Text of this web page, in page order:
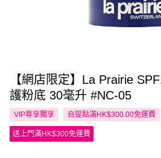
【網店限定】La Prairie
護粉底 30毫升 #NC-05
VIP尊享獨享 自提點滿HK$300.00免運費
送上門滿HK$300免運費